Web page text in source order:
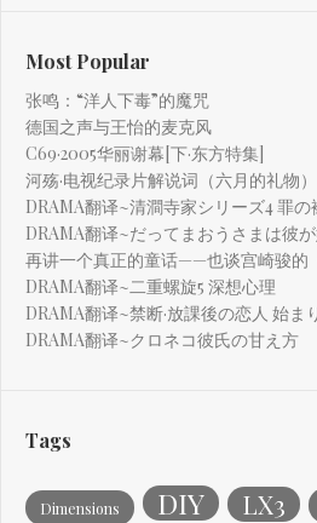
Most Popular
张鸣：“洋人下毒”的魔咒
德国之声与王怡的麦克风
C69·2005华丽谢幕[下·东方特集]
河殇·电视纪录片解说词（六月的礼物）
DRAMA翻译~清澗寺家シリーズ4 罪
DRAMA翻译~だってまおうさまは彼
再讲一个真正的童话——也谈宫崎骏的
DRAMA翻译~二重螺旋5 深想心理
DRAMA翻译~禁断·放課後の恋人 始ま
DRAMA翻译~クロネコ彼氏の甘え方
Tags
Dimensions DIY LX3